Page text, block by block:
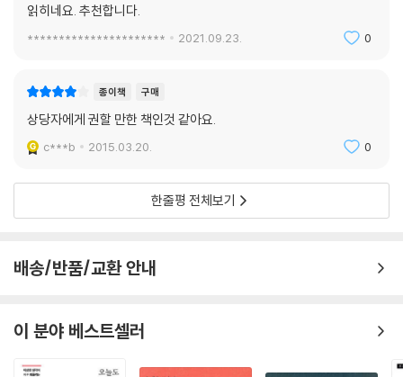
읽히네요. 추천합니다.
********************** 2021.09.23. 0
종이책 구매
상당자에게 권할 만한 책인것 같아요.
c***b 2015.03.20. 0
한줄평 전체보기
배송/반품/교환 안내
이 분야 베스트셀러